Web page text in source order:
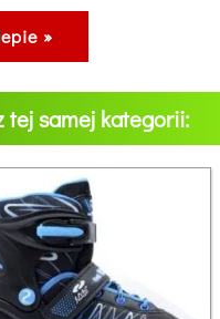
»
tej samej kategorii: